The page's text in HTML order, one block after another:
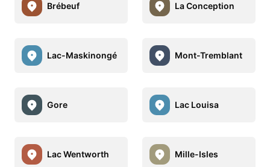
Brébeuf La Conception
Lac-Maskinongé Mont-Tremblant
Gore Lac Louisa
Lac Wentworth Mille-Isles